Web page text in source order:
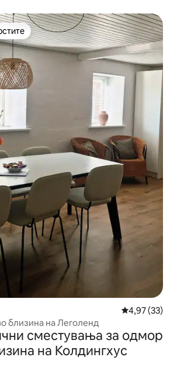
„Омилени на гостите“
Просечна
4,97 (33)
близина на Леголенд
сместувања за одмор
на Колдингхус